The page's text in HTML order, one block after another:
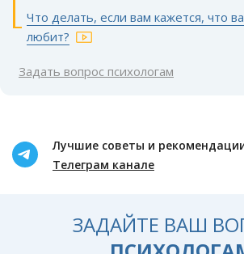
Что делать, если вам кажется, что
любит?
Задать вопрос психологам
Лучшие советы и
Телеграм канале
ЗАДАЙТЕ ВАШ